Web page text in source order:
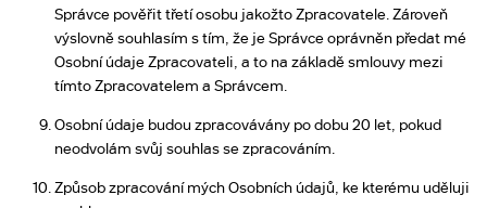
Správce pověřit třetí osobu jakožto Zpracovatele. Zároveň
výslovně souhlasím s tím, že je Správce oprávněn předat mé
Osobní údaje Zpracovateli, a to na základě smlouvy mezi
tímto Zpracovatelem a Správcem.
Osobní údaje budou zpracovávány po dobu 20 let, pokud
neodvolám svůj souhlas se zpracováním.
Způsob zpracování mých Osobních údajů, ke kterému uděluji